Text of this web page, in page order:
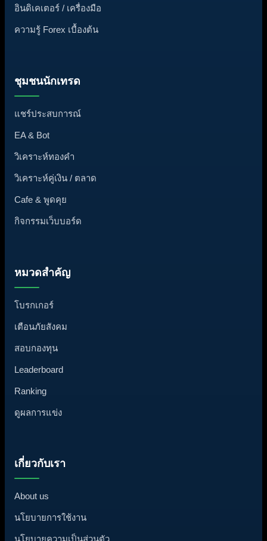
อินดิเคเตอร์ / เครื่องมือ
ความรู้ Forex เบื้องต้น
ชุมชนนักเทรด
แชร์ประสบการณ์
EA & Bot
วิเคราะห์ทองคำ
วิเคราะห์คู่เงิน / ตลาด
Cafe & พูดคุย
กิจกรรมเว็บบอร์ด
หมวดสำคัญ
โบรกเกอร์
เตือนภัยสังคม
สอบกองทุน
Leaderboard
Ranking
ดูผลการแข่ง
เกี่ยวกับเรา
About us
นโยบายการใช้งาน